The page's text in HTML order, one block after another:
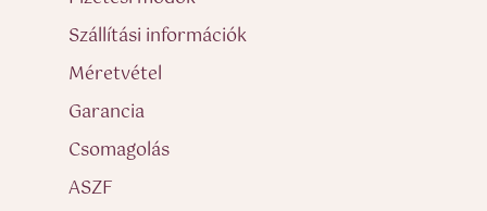
Szállítási információk
Méretvétel
Garancia
Csomagolás
ASZF